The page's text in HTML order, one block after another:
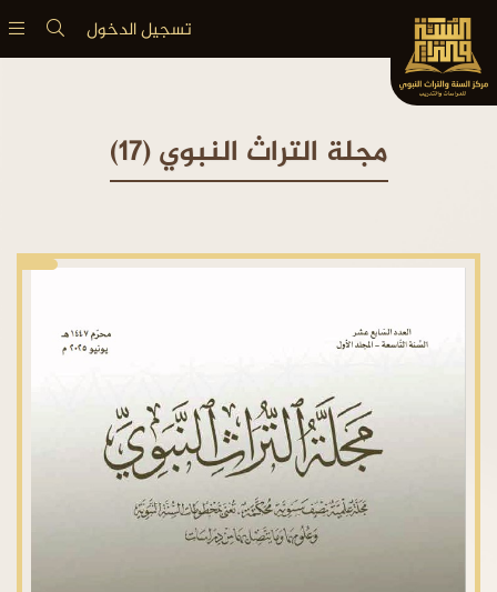
تسجيل الدخول
مجلة التراث النبوي (17)